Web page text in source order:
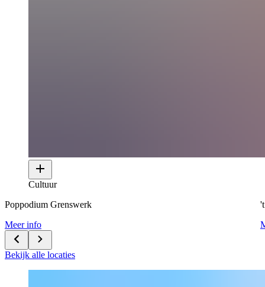
Cultuur
Poppodium Grenswerk
Meer info
Bekijk alle locaties